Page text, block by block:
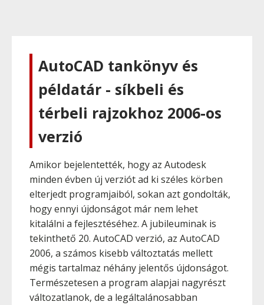
AutoCAD tankönyv és
példatár - síkbeli és
térbeli rajzokhoz 2006-os
verzió
Amikor bejelentették, hogy az Autodesk
minden évben új verziót ad ki széles körben
elterjedt programjaiból, sokan azt gondolták,
hogy ennyi újdonságot már nem lehet
kitalálni a fejlesztéséhez. A jubileuminak is
tekinthető 20. AutoCAD verzió, az AutoCAD
2006, a számos kisebb változtatás mellett
mégis tartalmaz néhány jelentős újdonságot.
Természetesen a program alapjai nagyrészt
változatlanok, de a legáltalánosabban